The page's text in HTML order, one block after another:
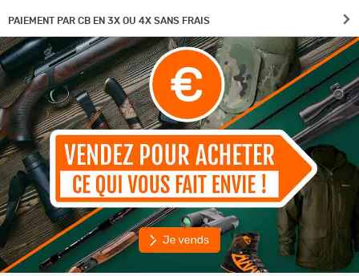
PAIEMENT PAR CB EN 3X OU 4X SANS FRAIS